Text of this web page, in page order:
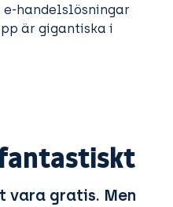
handelslösningar
är gigantiska i
vara gratis. Men